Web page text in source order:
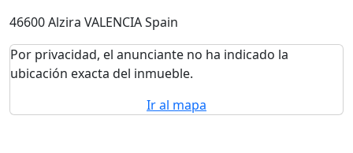
46600 Alzira VALENCIA Spain
Por privacidad, el anunciante no ha indicado la
ubicación exacta del inmueble.
Ir al mapa